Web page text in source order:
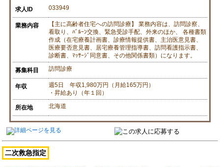
求人ID 033949
業務内容
【主に高齢者住宅への訪問診療】 業務内容は、訪問診察、
看取り、ﾊﾞﾙｰﾝ交換、緊急受診手配、外来のほか、 各種書類
作成（在宅療養計画書、診療情報提供書、主治医意見書、
医療要否意見書、居宅療養管理指導書、訪問看護指示書、
診断書、ﾏｯｻｰｼﾞ同意書、その他関係書類）になります。
募集科目 訪問診療
年収
週5日 年収1,980万円（月給165万円）
・昇給あり（年１回）
所在地 北海道
二次救急指定